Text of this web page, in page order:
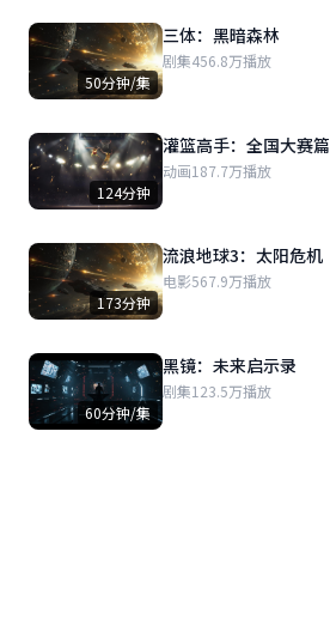
50分钟/集
三体：黑暗森林
剧集456.8万播放
124分钟
灌篮高手：全国大赛篇
动画187.7万播放
173分钟
流浪地球3：太阳危机
电影567.9万播放
60分钟/集
黑镜：未来启示录
剧集123.5万播放